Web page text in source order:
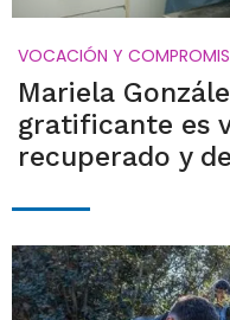
VOCACIÓN Y
Mariela
gratificante es
recuperado y